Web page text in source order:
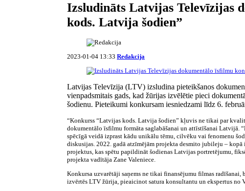
Izsludināts Latvijas Televīzijas
kods. Latvija šodien”
2023-01-04 13:33 Redakcija
Latvijas Televīzija (LTV) izsludina pieteikšanos
vienpadsmitais gads, kad žūrijas izvēlētie pieci
šodienu. Pieteikumi konkursam iesniedzami līdz 6.
“Konkurss “Latvijas kods. Latvija šodien” kļuvis ne tikai par
dokumentālo īsfilmu formāta saglabāšanai un attīstīšanai
spēcīgā veidā izprast kādu unikālu tēmu, cilvēku vai fenomenu
diskusijas. 2022. gadā atzīmējām projekta desmito jubileju –
projektus, kas spētu papildināt šodienas Latvijas portretējumu,
projekta vadītāja Zane Valeniece.
Konkursa uzvarētāji saņems ne tikai finansējumu filmas
izvērtēs LTV žūrija, pieaicinot satura konsultantu un ekspertus